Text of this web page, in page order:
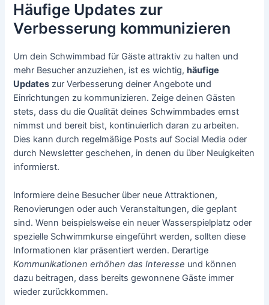
Häufige Updates zur
Verbesserung kommunizieren
Um dein Schwimmbad für Gäste attraktiv zu halten und
mehr Besucher anzuziehen, ist es wichtig,häufige
Updates zur Verbesserung deiner Angebote und
Einrichtungen zu kommunizieren. Zeige deinen Gästen
stets, dass du die Qualität deines Schwimmbades ernst
nimmst und bereit bist, kontinuierlich daran zu arbeiten.
Dies kann durch regelmäßige Posts auf Social Media oder
durch Newsletter geschehen, in denen du über Neuigkeiten
informierst.
Informiere deine Besucher über neue Attraktionen,
Renovierungen oder auch Veranstaltungen, die geplant
sind. Wenn beispielsweise ein neuer Wasserspielplatz oder
spezielle Schwimmkurse eingeführt werden, sollten diese
Informationen klar präsentiert werden. Derartige
Kommunikationen erhöhen das Interesse und können
dazu beitragen, dass bereits gewonnene Gäste immer
wieder zurückkommen.